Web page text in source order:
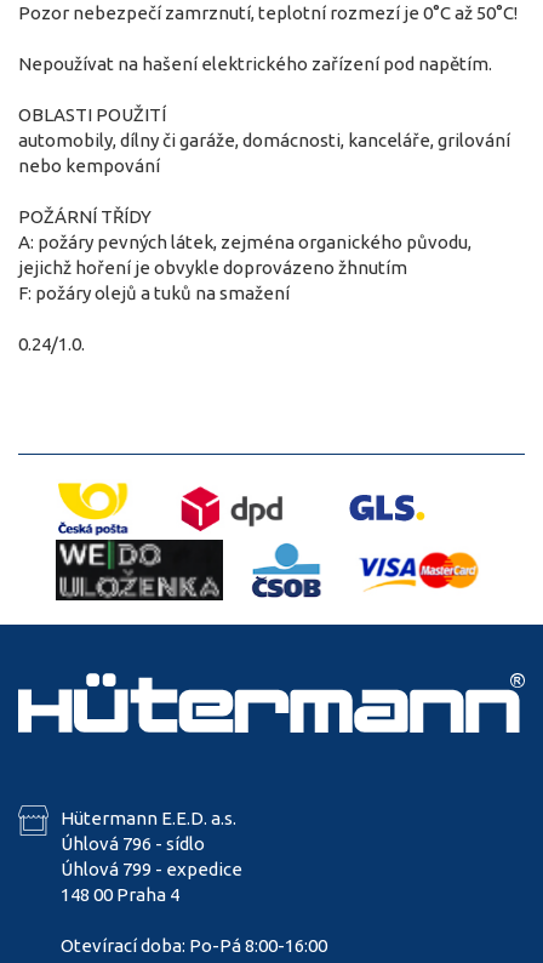
Pozor nebezpečí zamrznutí, teplotní rozmezí je 0°C až 50°C!
Nepoužívat na hašení elektrického zařízení pod napětím.
OBLASTI POUŽITÍ
automobily, dílny či garáže, domácnosti, kanceláře, grilování
nebo kempování
POŽÁRNÍ TŘÍDY
A: požáry pevných látek, zejména organického původu,
jejichž hoření je obvykle doprovázeno žhnutím
F: požáry olejů a tuků na smažení
0.24/1.0.
Hütermann E.E.D. a.s.
Úhlová 796 - sídlo
Úhlová 799 - expedice
148 00 Praha 4
Otevírací doba: Po-Pá 8:00-16:00